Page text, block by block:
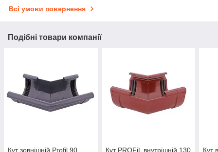
Всі умови повернення
Подібні товари компанії
Кут зовнішній Profil 90
Кут PROFiL внутрішній 130
Кут